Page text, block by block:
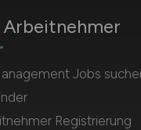
Arbeitnehmer
Jobs
Registrierung